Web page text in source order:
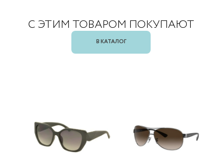
С ЭТИМ ТОВАРОМ ПОКУПАЮТ
В КАТАЛОГ